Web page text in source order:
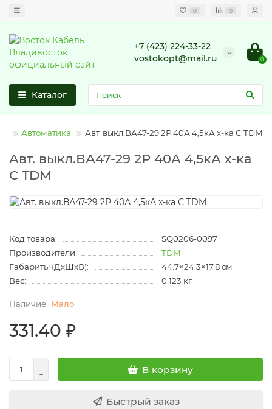
0 0
+7 (423) 224-33-22
vostokopt@mail.ru
0
Каталог
Автоматика Авт. выкл.ВА47-29 2Р 40А 4,5кА х-ка С TDM
Авт. выкл.ВА47-29 2Р 40А 4,5кА х-ка
С TDM
Код товара:
SQ0206-0097
Производители
TDM
Габариты (ДхШхВ):
44.7×24.3×17.8 см
Вес:
0.123 кг
Мало
331.40 ₽
В корзину
Быстрый заказ